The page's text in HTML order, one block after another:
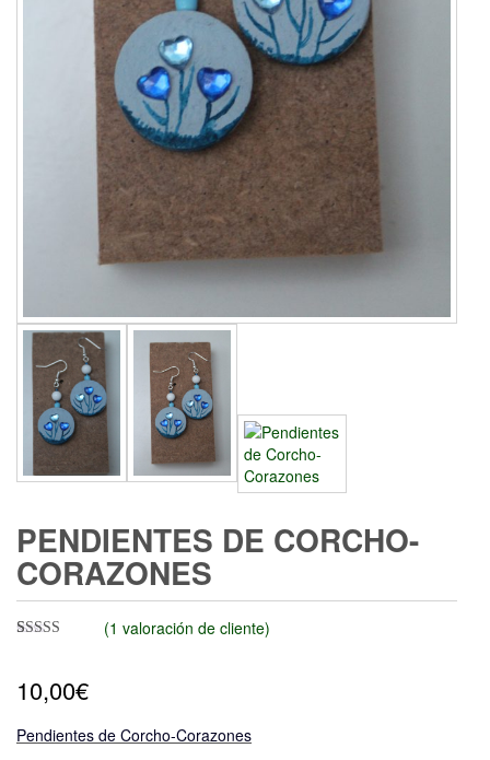
PENDIENTES DE CORCHO-
CORAZONES
base a
valoración
(1 valoración de cliente)
10,00€
Pendientes de Corcho-Corazones